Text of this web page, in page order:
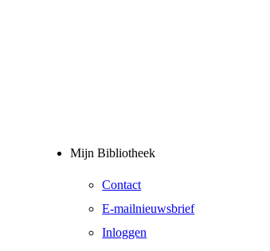
Mijn Bibliotheek
Contact
E-mailnieuwsbrief
Inloggen